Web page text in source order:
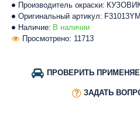
Наличие: В наличии
Производитель окраски:
Оригинальный артикул:
Просмотрено: 11713
ПРОВЕРИТЬ
ЗАДАТЬ